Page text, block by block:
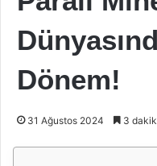
Dönem!
31 Ağustos 2024 3